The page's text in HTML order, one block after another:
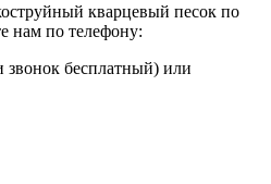
кварцевый песок по
нам по телефону:
звонок бесплатный) или